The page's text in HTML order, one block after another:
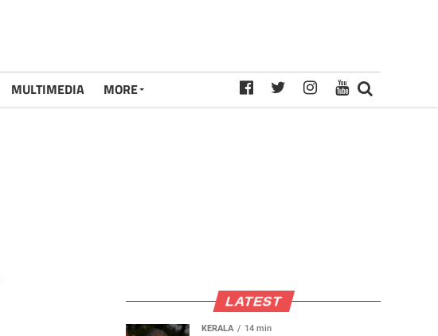
MULTIMEDIA MORE
LATEST
KERALA 14 min